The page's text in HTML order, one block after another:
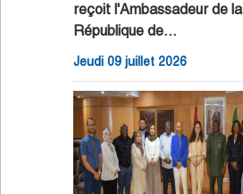
reçoit l'Ambassadeur de la
République de…
Jeudi 09 juillet 2026